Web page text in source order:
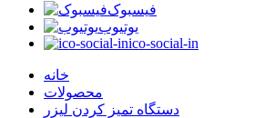
فیسبوک
یوتیوب
ico-social-in
خانه
محصولات
دستگاه تمیز کردن لیزر